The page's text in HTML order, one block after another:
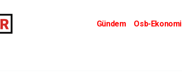
Gündem Osb-Ekonomi